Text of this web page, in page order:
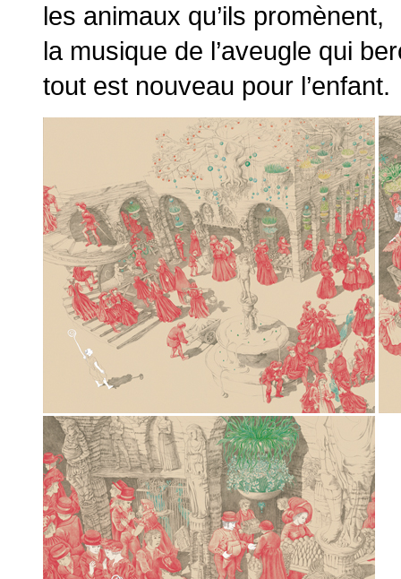
les animaux qu’ils promènent,
la musique de l’aveugle qui
tout est nouveau pour l’enfant.